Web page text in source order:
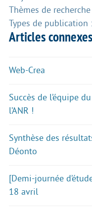
Thèmes de recherche
Types de publication :
Articles connexes
Web-Crea
Succès de l’équipe
l’ANR !
Synthèse des
Déonto
[Demi-journée
18 avril